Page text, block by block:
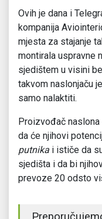
Ovih je dana i
kompanija
mjesta za stajanje
montirala uspravne
sjedištem u visini
takvom naslonjaču
samo nalaktiti.
Proizvođač
da će njihovi
putnika i ističe da
sjedišta i da bi
prevoze 20 odsto